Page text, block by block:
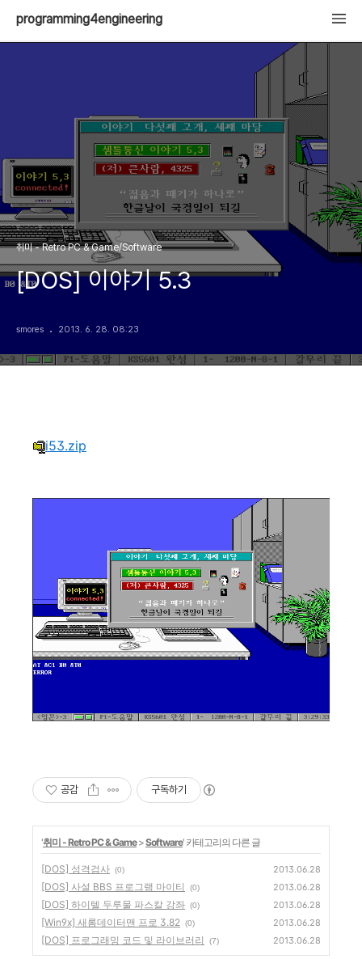
programming4engineering
취미 - Retro PC & Game/Software
[DOS] 이야기 5.3
smores 2013. 6. 28. 08:23
i53.zip
공감 구독하기
'취미 - Retro PC & Game>Software' 카테고리의 다른 글
[DOS] 성격검사 (0) 2013.06.28
[DOS] 사설 BBS 프로그램 마이티 (0) 2013.06.28
[DOS] 하이텔 두루물 파스칼 강좌 (0) 2013.06.28
[Win9x] 새롬데이터맨 프로 3.82 (0) 2013.06.28
[DOS] 프로그래밍 코드 및 라이브러리 (7) 2013.06.28